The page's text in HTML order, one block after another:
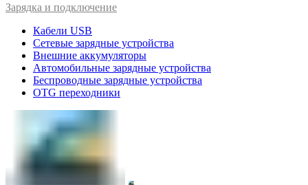
Зарядка и подключение
Кабели USB
Сетевые зарядные устройства
Внешние аккумуляторы
Автомобильные зарядные устройства
Беспроводные зарядные устройства
OTG переходники